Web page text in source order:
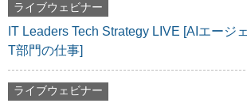
ライブウェビナー
IT Leaders Tech Strategy LIVE [AIエージ
T部門の仕事]
ライブウェビナー